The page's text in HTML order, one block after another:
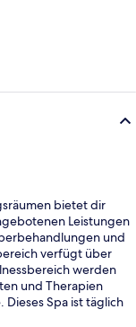
bietet dir
Leistungen
und
verfügt über
werden
und Therapien
Spa ist täglich